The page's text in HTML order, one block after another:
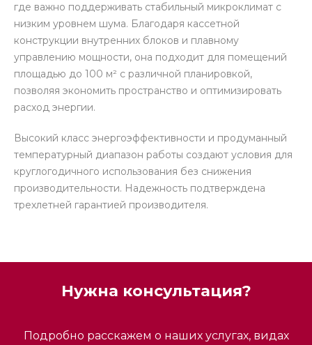
где важно поддерживать стабильный микроклимат с
низким уровнем шума. Благодаря кассетной
конструкции внутренних блоков и плавному
управлению мощности, она подходит для помещений
площадью до 100 м² с различной планировкой,
позволяя экономить пространство и оптимизировать
расход энергии.
Высокий класс энергоэффективности и продуманный
температурный диапазон работы создают условия для
круглогодичного использования без снижения
производительности. Надежность подтверждена
трехлетней гарантией производителя.
Нужна консультация?
Подробно расскажем о наших услугах, видах